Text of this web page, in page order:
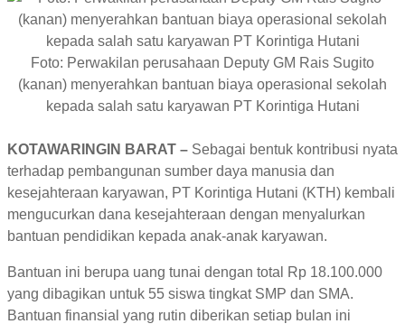
Foto: Perwakilan perusahaan Deputy GM Rais Sugito
(kanan) menyerahkan bantuan biaya operasional sekolah
kepada salah satu karyawan PT Korintiga Hutani
KOTAWARINGIN BARAT – Sebagai bentuk kontribusi nyata
terhadap pembangunan sumber daya manusia dan
kesejahteraan karyawan, PT Korintiga Hutani (KTH) kembali
mengucurkan dana kesejahteraan dengan menyalurkan
bantuan pendidikan kepada anak-anak karyawan.
Bantuan ini berupa uang tunai dengan total Rp 18.100.000
yang dibagikan untuk 55 siswa tingkat SMP dan SMA.
Bantuan finansial yang rutin diberikan setiap bulan ini